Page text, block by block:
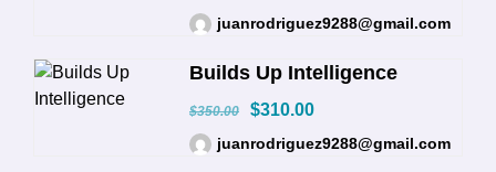
juanrodriguez9288@gmail.com
Builds Up Intelligence
$350.00 $310.00
juanrodriguez9288@gmail.com